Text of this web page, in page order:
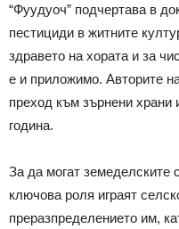
“Фуудуоч” подчертава в
пестициди в житните
здравето на хората и за
е и приложимо. Авторите
преход към зърнени храни
година.
За да могат земеделските
ключова роля играят
преразпределението им,